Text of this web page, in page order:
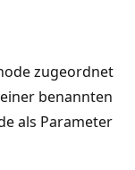
zugeordnet
benannten
als Parameter